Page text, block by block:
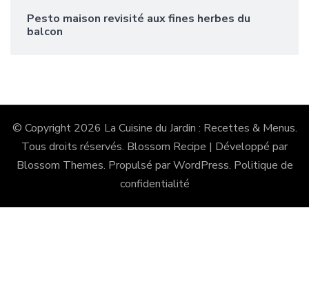
Pesto maison revisité aux fines herbes du
balcon
© Copyright 2026 La Cuisine du Jardin : Recettes & Menus.
Tous droits réservés. Blossom Recipe | Développé par
Blossom Themes. Propulsé parWordPress. Politique de
confidentialité